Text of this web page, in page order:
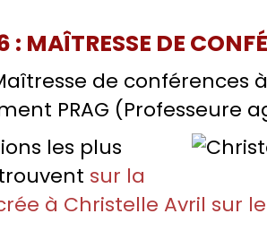
: MAÎTRESSE DE
de conférences
PRAG (Professeure
les plus
sur la
à Christelle Avril sur